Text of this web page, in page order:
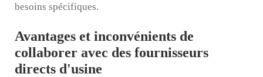
besoins spécifiques.
Avantages et inconvénients de
collaborer avec des fournisseurs
directs d'usine